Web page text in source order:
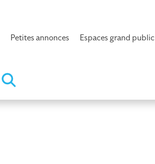
Petites annonces Espaces grand public